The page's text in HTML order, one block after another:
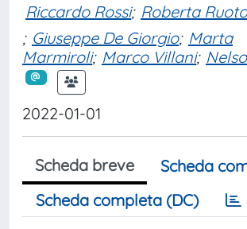
Riccardo Rossi; Roberta
; Giuseppe De Giorgio; Marta
Marmiroli; Marco Villani;
2022-01-01
Scheda breve
Scheda
Scheda completa (DC)